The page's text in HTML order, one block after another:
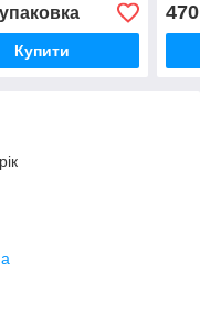
Купити
470